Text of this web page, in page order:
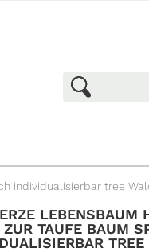
individualisierbar tree
LEBENSBAUM
ZUR TAUFE BAUM
TREE